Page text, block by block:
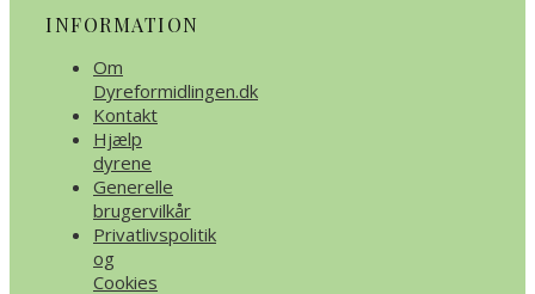
INFORMATION
Om
Dyreformidlingen.dk
Kontakt
Hjælp
dyrene
Generelle
brugervilkår
Privatlivspolitik
og
Cookies